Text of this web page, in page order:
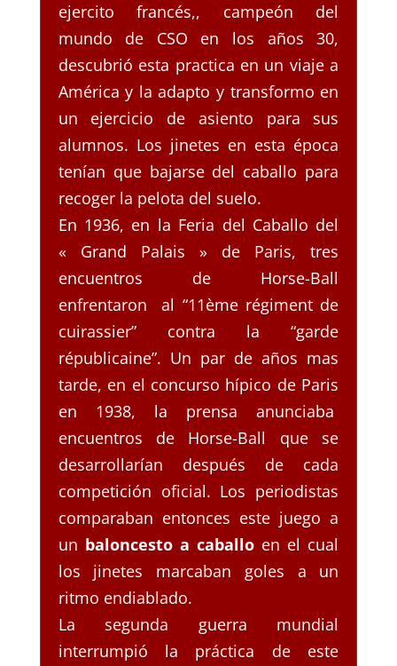
ejercito francés,, campeón del
mundo de CSO en los años 30,
descubrió esta practica en un viaje a
América y la adapto y transformo en
un ejercicio de asiento para sus
alumnos. Los jinetes en esta época
tenían que bajarse del caballo para
recoger la pelota del suelo.
En 1936, en la Feria del Caballo del
« Grand Palais » de Paris, tres
encuentros de Horse-Ball
enfrentaron al “11ème régiment de
cuirassier” contra la “garde
républicaine”. Un par de años mas
tarde, en el concurso hípico de Paris
en 1938, la prensa anunciaba
encuentros de Horse-Ball que se
desarrollarían después de cada
competición oficial. Los periodistas
comparaban entonces este juego a
un baloncesto a caballo en el cual
los jinetes marcaban goles a un
ritmo endiablado.
La segunda guerra mundial
interrumpió la práctica de este